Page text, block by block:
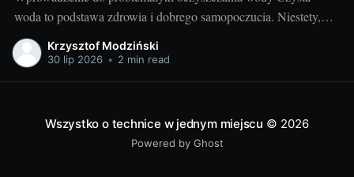
woda to podstawa zdrowia i dobrego samopoczucia. Niestety,
dzisiejszy stan środowiska naturalnego często uniemożliwia
korzystanie z idealnie czystej wody źródlanej. Trudno też zawsze
Krzysztof Modziński
30 lip 2026 • 2 min read
Wszystko o technice w jednym miejscu © 2026
Powered by Ghost